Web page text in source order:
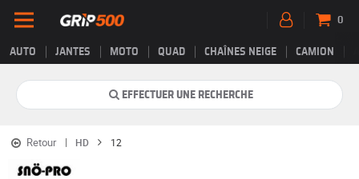
AUTO JANTES MOTO QUAD CHAÎNES NEIGE CAMION
0
EFFECTUER UNE RECHERCHE
Retour HD 12